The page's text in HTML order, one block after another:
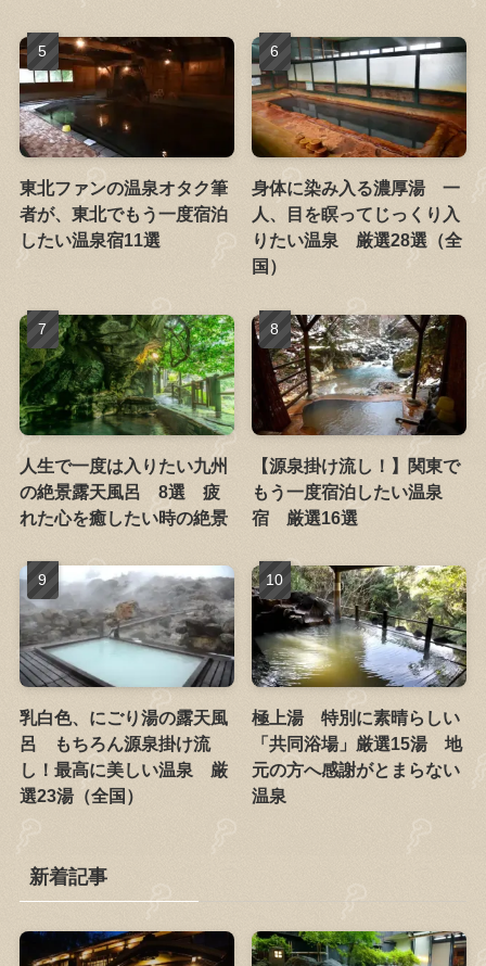
東北ファンの温泉オタク筆
者が、東北でもう一度宿泊
したい温泉宿11選
身体に染み入る濃厚湯 一
人、目を瞑ってじっくり入
りたい温泉 厳選28選（全
国）
人生で一度は入りたい九州
の絶景露天風呂 8選 疲
れた心を癒したい時の絶景
【源泉掛け流し！】関東で
もう一度宿泊したい温泉
宿 厳選16選
乳白色、にごり湯の露天風
呂 もちろん源泉掛け流
し！最高に美しい温泉 厳
選23湯（全国）
極上湯 特別に素晴らしい
「共同浴場」厳選15湯 地
元の方へ感謝がとまらない
温泉
新着記事